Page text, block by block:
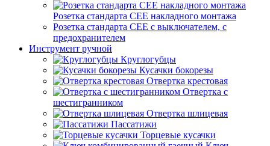
Розетка стандарта СЕЕ накладного монтажа
Розетка стандарта СЕЕ с выключателем, с
предохранителем
Инструмент ручной
Круглогубцы
Кусачки бокорезы
Отвертка крестовая
Отвертка с
шестигранником
Отвертка шлицевая
Пассатижи
Торцевые кусачки